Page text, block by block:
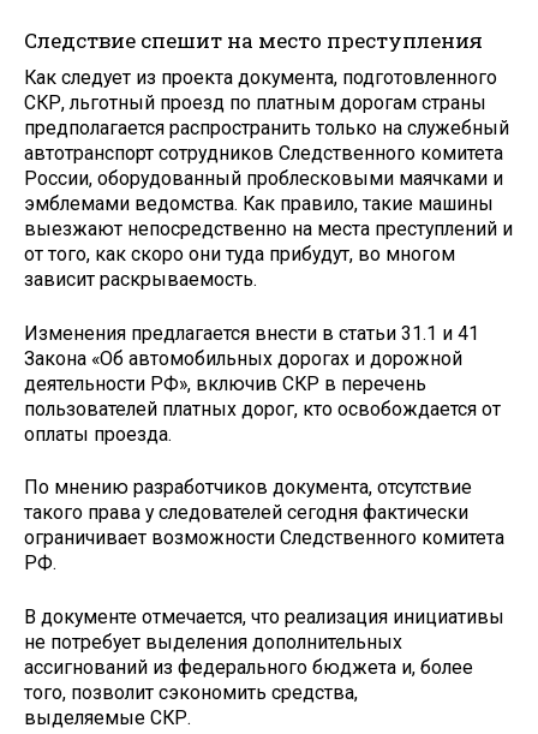
Следствие спешит на место преступления
Как следует из проекта документа, подготовленного
СКР, льготный проезд по платным дорогам страны
предполагается распространить только на служебный
автотранспорт сотрудников Следственного комитета
России, оборудованный проблесковыми маячками и
эмблемами ведомства. Как правило, такие машины
выезжают непосредственно на места преступлений и
от того, как скоро они туда прибудут, во многом
зависит раскрываемость.
Изменения предлагается внести в статьи 31.1 и 41
Закона «Об автомобильных дорогах и дорожной
деятельности РФ», включив СКР в перечень
пользователей платных дорог, кто освобождается от
оплаты проезда.
По мнению разработчиков документа, отсутствие
такого права у следователей сегодня фактически
ограничивает возможности Следственного комитета
РФ.
В документе отмечается, что реализация инициативы
не потребует выделения дополнительных
ассигнований из федерального бюджета и, более
того, позволит сэкономить средства,
выделяемые СКР.